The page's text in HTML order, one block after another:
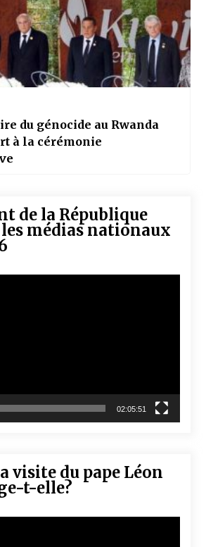
du génocide au Rwanda
à la cérémonie
de la République
médias nationaux
02:05:51
visite du pape Léon
t-elle?